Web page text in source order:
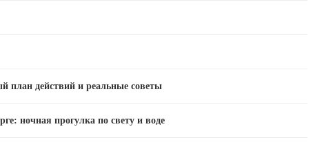
план действий и реальные советы
ночная прогулка по свету и воде